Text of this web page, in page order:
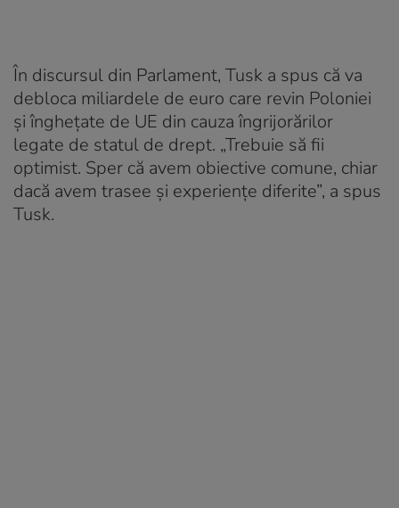
În discursul din Parlament, Tusk a spus că va
debloca miliardele de euro care revin Poloniei
și îngheţate de UE din cauza îngrijorărilor
legate de statul de drept. „Trebuie să fii
optimist. Sper că avem obiective comune, chiar
dacă avem trasee şi experienţe diferite”, a spus
Tusk.